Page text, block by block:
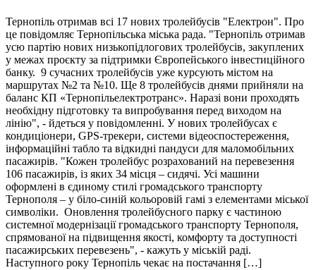
Тернопіль отримав всі 17 нових тролейбусів "Електрон". Про
це повідомляє Тернопільська міська рада. "Тернопіль отримав
усю партію нових низькопідлогових тролейбусів, закуплених
у межах проєкту за підтримки Європейського інвестиційного
банку. 9 сучасних тролейбусів уже курсують містом на
маршрутах №2 та №10. Ще 8 тролейбусів днями прийняли на
баланс КП «Тернопільелектротранс». Наразі вони проходять
необхідну підготовку та випробування перед виходом на
лінію", - йдеться у повідомленні. У нових тролейбусах є
кондиціонери, GPS-трекери, системи відеоспостереження,
інформаційні табло та відкидні пандуси для маломобільних
пасажирів. "Кожен тролейбус розрахований на перевезення
106 пасажирів, із яких 34 місця – сидячі. Усі машини
оформлені в єдиному стилі громадського транспорту
Тернополя – у біло-синій кольоровій гамі з елементами міської
символіки. Оновлення тролейбусного парку є частиною
системної модернізації громадського транспорту Тернополя,
спрямованої на підвищення якості, комфорту та доступності
пасажирських перевезень", - кажуть у міській раді.
Наступного року Тернопіль чекає на постачання […]